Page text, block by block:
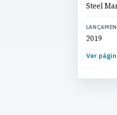
Steel
2019
Ver